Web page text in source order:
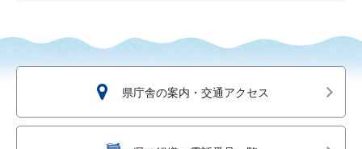
県庁舎の案内・交通アクセス